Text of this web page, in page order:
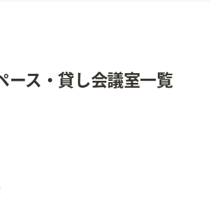
ース・貸し会議室一覧